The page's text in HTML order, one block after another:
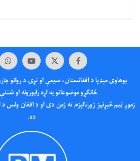
پوهاوی‌ مېډیا د افغانستان، سیمې او نړۍ د روانو
ځانګړو موضوعاتو په اړه راپورونه او
زموږ ټیم څېړنیز ژورنالېزم ته ژمن دی او د افغان ولس
ده.